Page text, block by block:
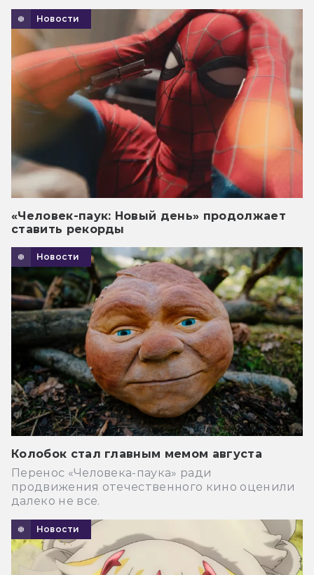
Новости
«Человек-паук: Новый день» продолжает
ставить рекорды
Новости
Колобок стал главным мемом августа
Перенос «Человека-паука» ради
продвижения отечественного кино оценили
далеко не все.
Новости